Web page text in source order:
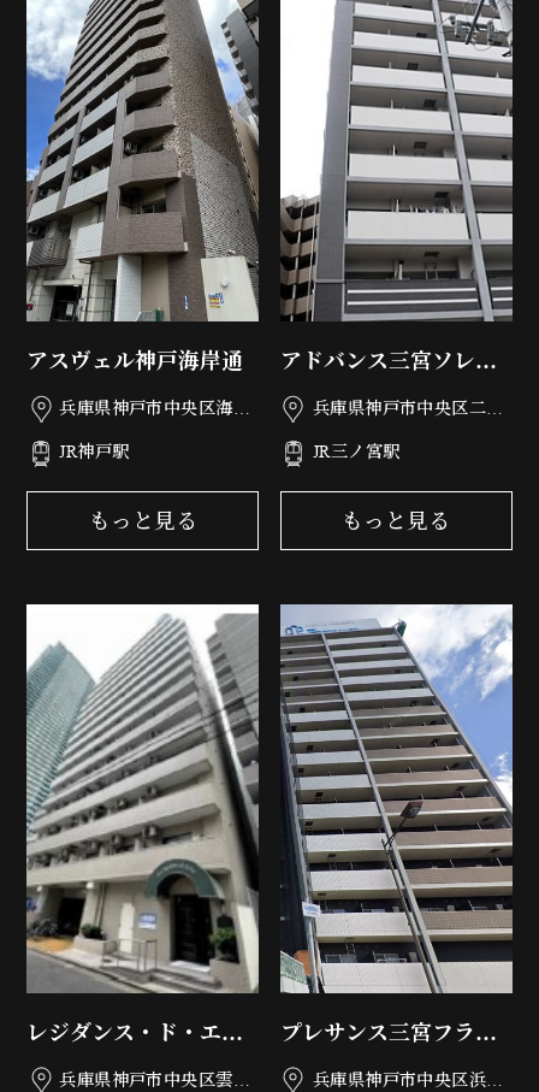
アスヴェル神戸海岸通
兵庫県神戸市中央区海岸
JR神戸駅
もっと見る
アドバンス三宮ソレイ
ユ 兵庫県神戸市中央区二宮
JR三ノ宮駅
もっと見る
レジダンス・ド・エリ
ール兵庫県神戸市中央区雲井
プレサンス三宮フラワ
ーロード
兵庫県神戸市中央区浜辺